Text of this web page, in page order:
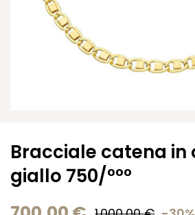
Bracciale catena in
giallo 750/°°°